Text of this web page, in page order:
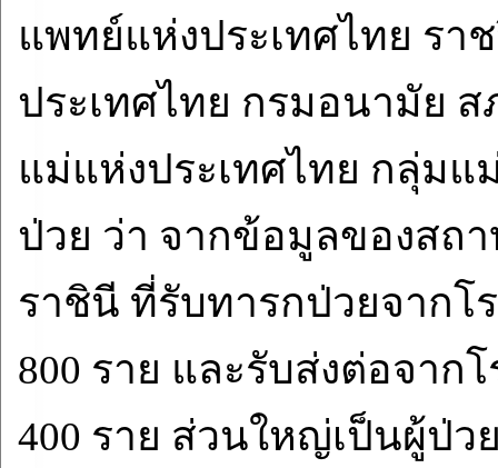
แพทย์แห่งประเทศไทย ร
ประเทศไทย กรมอนามัย
แม่แห่งประเทศไทย กลุ่ม
ป่วย ว่า จากข้อมูลของสถ
ราชินี ที่รับทารกป่วยจาก
800 ราย และรับส่งต่อจา
400 ราย ส่วนใหญ่เป็นผู้ป่